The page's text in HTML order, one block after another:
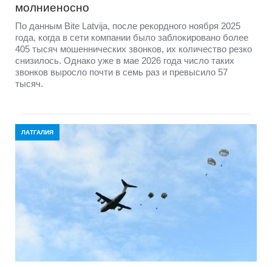
молниеносно
По данным Bite Latvija, после рекордного ноября 2025
года, когда в сети компании было заблокировано более
405 тысяч мошеннических звонков, их количество резко
снизилось. Однако уже в мае 2026 года число таких
звонков выросло почти в семь раз и превысило 57
тысяч.
ЛАТГАЛИЯ